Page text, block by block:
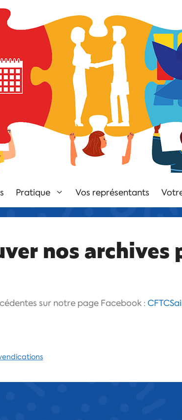
Pratique Vos représentants
nos archives
sur notre page Facebook :